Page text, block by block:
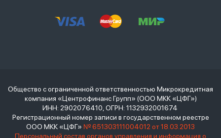
Общество с ограниченной ответственностью Микрокредитная
компания «Центрофинанс Групп» (ООО МКК «ЦФГ»)
ИНН: 2902076410, ОГРН: 1132932001674
Регистрационный номер записи в государственном реестре
ООО МКК «ЦФГ» № 651303111004012 от 18.03.2013
Персональный состав органов управления и информация о